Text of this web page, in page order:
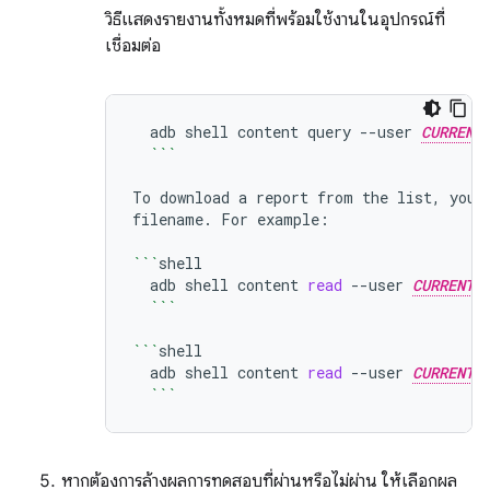
วิธีแสดงรายงานทั้งหมดที่พร้อมใช้งานในอุปกรณ์ที่
เชื่อมต่อ
adb shell content query --user
```
To download a report from the list, you
filename.
For example:
```
adb shell content read --user
```
```
adb shell content read --user
```
หากต้องการล้างผลการทดสอบที่ผ่านหรือไม่ผ่าน ให้เลือกผล